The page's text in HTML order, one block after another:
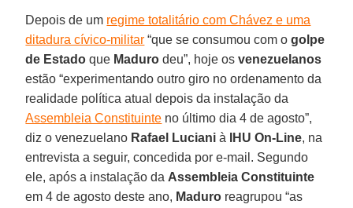
Depois de um regime totalitário com Chávez e uma
ditadura cívico-militar “que se consumou com ogolpe
de Estado que Maduro deu”, hoje osvenezuelanos
estão “experimentando outro giro no ordenamento da
realidade política atual depois da instalação da
Assembleia Constituinte no último dia 4 de agosto”,
diz o venezuelano Rafael Luciani à IHU On-Line, na
entrevista a seguir, concedida por e-mail. Segundo
ele, após a instalação da Assembleia Constituinte
em 4 de agosto deste ano, Maduro reagrupou “as